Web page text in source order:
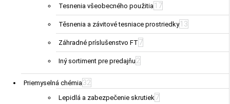
Tesnenia všeobecného použitia 17
Těsnenia a závitové tesniace prostriedky 13
Záhradné príslušenstvo FT 7
Iný sortiment pre predajňu 2
Priemyselná chémia32
Lepidlá a zabezpečenie skrutiek7